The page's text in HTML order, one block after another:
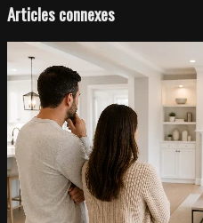
Articles connexes